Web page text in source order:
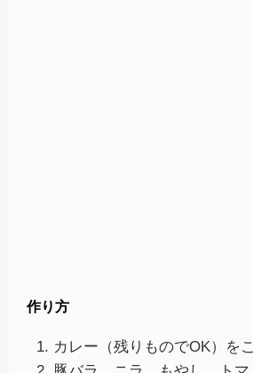
作り方
カレー（残りものでOK）を